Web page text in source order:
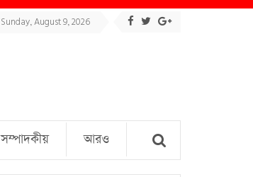
Sunday, August 9, 2026
সম্পাদকীয় আরও